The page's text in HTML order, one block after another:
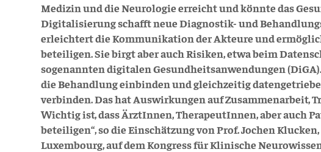
Medizin und die Neurologie erreicht und könnte das
Digitalisierung schafft neue Diagnostik- und
erleichtert die Kommunikation der Akteure und
beteiligen. Sie birgt aber auch Risiken, etwa beim
sogenannten digitalen Gesundheitsanwendungen
die Behandlung einbinden und gleichzeitig
verbinden. Das hat Auswirkungen auf Zusammenarbeit,
Wichtig ist, dass ÄrztInnen, TherapeutInnen, aber auch
beteiligen“, so die Einschätzung von Prof. Jochen
Luxembourg, auf dem Kongress für Klinische